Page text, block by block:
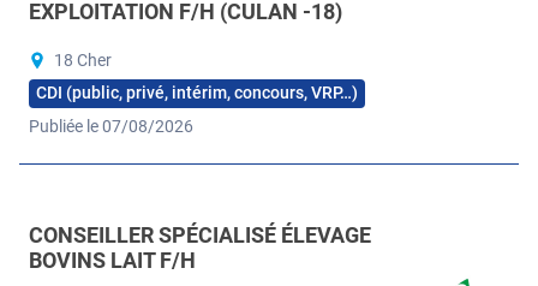
EXPLOITATION F/H (CULAN -18)
18 Cher
CDI (public, privé, intérim, concours, VRP…)
Publiée le 07/08/2026
CONSEILLER SPÉCIALISÉ ÉLEVAGE
BOVINS LAIT F/H